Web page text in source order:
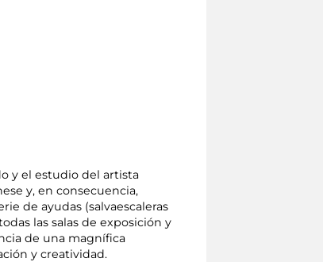
y el estudio del artista
y, en consecuencia,
de ayudas (salvaescaleras
las salas de exposición y
de una magnífica
y creatividad.